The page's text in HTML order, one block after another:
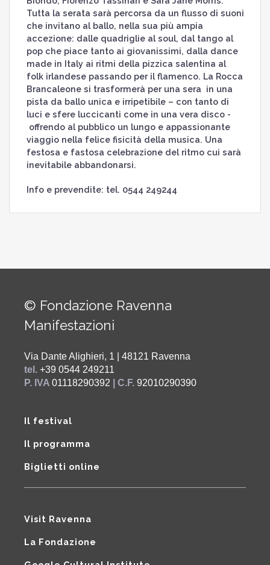
Tutta la serata sarà percorsa da un flusso di suoni
che invitano al ballo, nella sua più ampia
accezione: dalle quadriglie al soul, dal tango al
pop che piace tanto ai giovanissimi, dalla dance
made in Italy ai ritmi della pizzica salentina al
folk irlandese passando per il flamenco. La Rocca
Brancaleone si trasformerà per una sera in una
pista da ballo unica e irripetibile – con tanto di
luci e sfere luccicanti come in una vera disco -
offrendo al pubblico un lungo e appassionante
viaggio nella felice fisicità della musica. Una
festosa e fastosa celebrazione del ritmo cui sarà
inevitabile abbandonarsi.
Info e prevendite: tel. 0544 249244
© Fondazione Ravenna
Manifestazioni
Via Dante Alighieri, 1 | 48121 Ravenna
tel. +39 0544 249211
P. IVA 01118290392 | C.F. 92010290390
Il festival
Il programma
Biglietti online
Visit Ravenna
La Fondazione